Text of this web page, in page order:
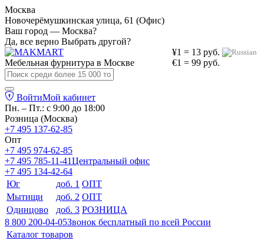
Москва
Новочерёмушкинская улица, 61 (Офис)
Ваш город — Москва?
Да, все верно Выбрать другой?
¥1 = 13 руб.
€1 = 99 руб.
Мебельная фурнитура в Москве
ВойтиМой кабинет
Пн. – Пт.: с 9:00 до 18:00
Розница (Москва)
+7 495 137-62-85
Опт
+7 495 974-62-85
+7 495 785-11-41Центральный офис
+7 495 134-42-64
Юг
доб. 1 ОПТ
Мытищи
доб. 2 ОПТ
Одинцово
доб. 3 РОЗНИЦА
8 800 200-04-05Звонок бесплатный по всей России
Каталог товаров